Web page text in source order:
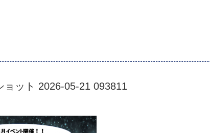
ョット 2026-05-21 093811